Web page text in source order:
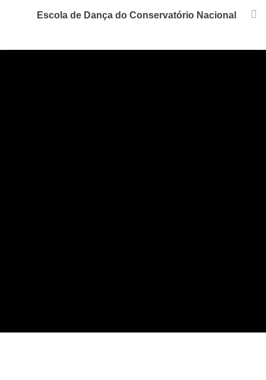
Escola de Dança do Conservatório Nacional